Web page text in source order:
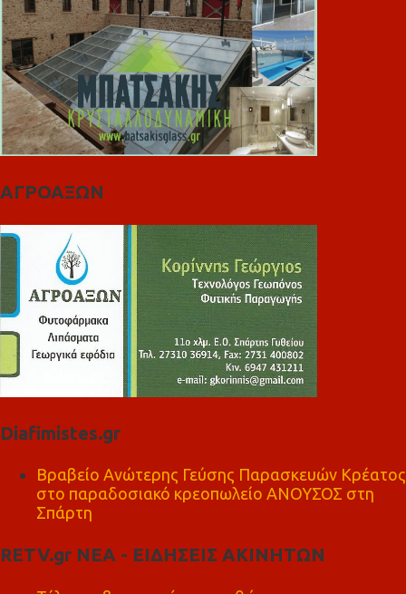
ΑΓΡΟΑΞΩΝ
Diafimistes.gr
Βραβείο Ανώτερης Γεύσης Παρασκευών Κρέατος
στο παραδοσιακό κρεοπωλείο ΑΝΟΥΣΟΣ στη
Σπάρτη
RETV.gr ΝΕΑ - ΕΙΔΗΣΕΙΣ ΑΚΙΝΗΤΩΝ